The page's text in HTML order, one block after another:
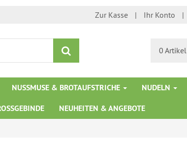
Zur Kasse Ihr Konto
0 Artikel
NUSSMUSE & BROTAUFSTRICHE
NUDELN
NEUHEITEN & ANGEBOTE